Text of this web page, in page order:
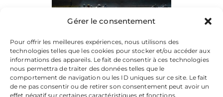
Gérer le consentement
Pour offrir les meilleures expériences, nous utilisons des
technologies telles que les cookies pour stocker et/ou accéder aux
informations des appareils. Le fait de consentir à ces technologies
nous permettra de traiter des données telles que le
comportement de navigation ou les ID uniques sur ce site. Le fait
de ne pas consentir ou de retirer son consentement peut avoir un
effet négatif sur certaines caractéristiques et fonctions.